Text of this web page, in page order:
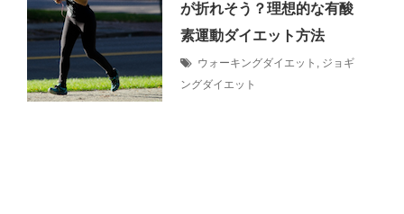
が折れそう？理想的な有酸
素運動ダイエット方法
ウォーキングダイエット , ジョギ
ングダイエット